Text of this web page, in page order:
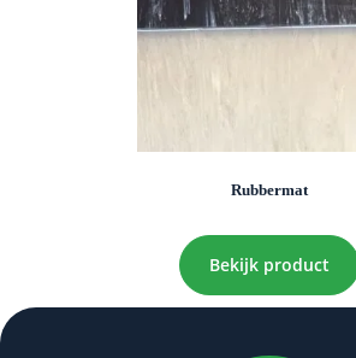
Rubbermat
Bekijk product